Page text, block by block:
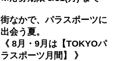
街なかで、パラスポーツに
出会う夏。
《 8月・9月は【TOKYOパ
ラスポーツ月間】 》